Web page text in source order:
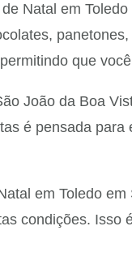
Natal em
que
João da Boa
é pensada
em Toledo
condições.